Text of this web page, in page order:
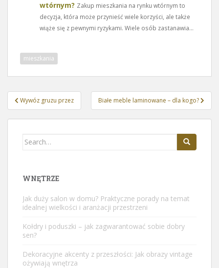
wtórnym? Zakup mieszkania na rynku wtórnym to
decyzja, która może przynieść wiele korzyści, ale także
wiąże się z pewnymi ryzykami. Wiele osób zastanawia...
mieszkania
Nawigacja
wpisu
Wywóz gruzu przez Białe meble laminowane – dla kogo?
Search
WNĘTRZE
Jak duży salon w domu? Praktyczne porady na temat
idealnej wielkości i aranżacji przestrzeni
Kołdry i poduszki – jak zagwarantować sobie dobry
sen?
Dekoracyjne akcenty z przeszłości: Jak obrazy vintage
ożywiają wnętrza